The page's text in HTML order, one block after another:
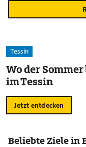
Tessin
Wo der
im Tessin
Jetzt entdecken
Beliebte Ziele in